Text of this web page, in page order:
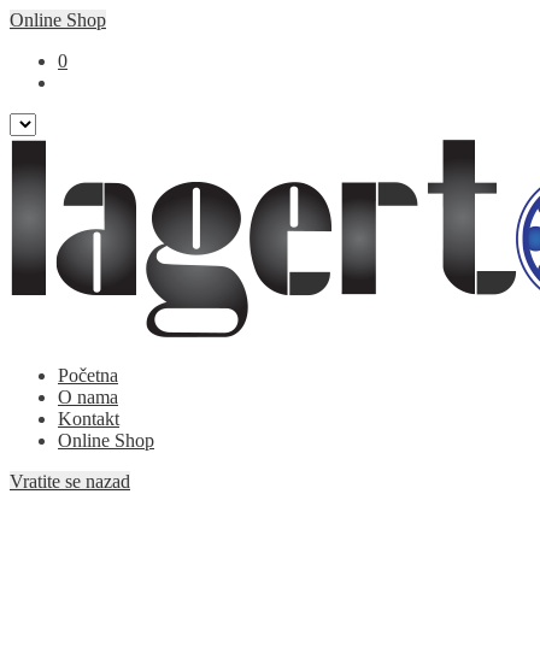
Online Shop
0
Preskoči
navigaciju
Skoči
sadržaj
Početna
O nama
Kontakt
Online Shop
Vratite se nazad